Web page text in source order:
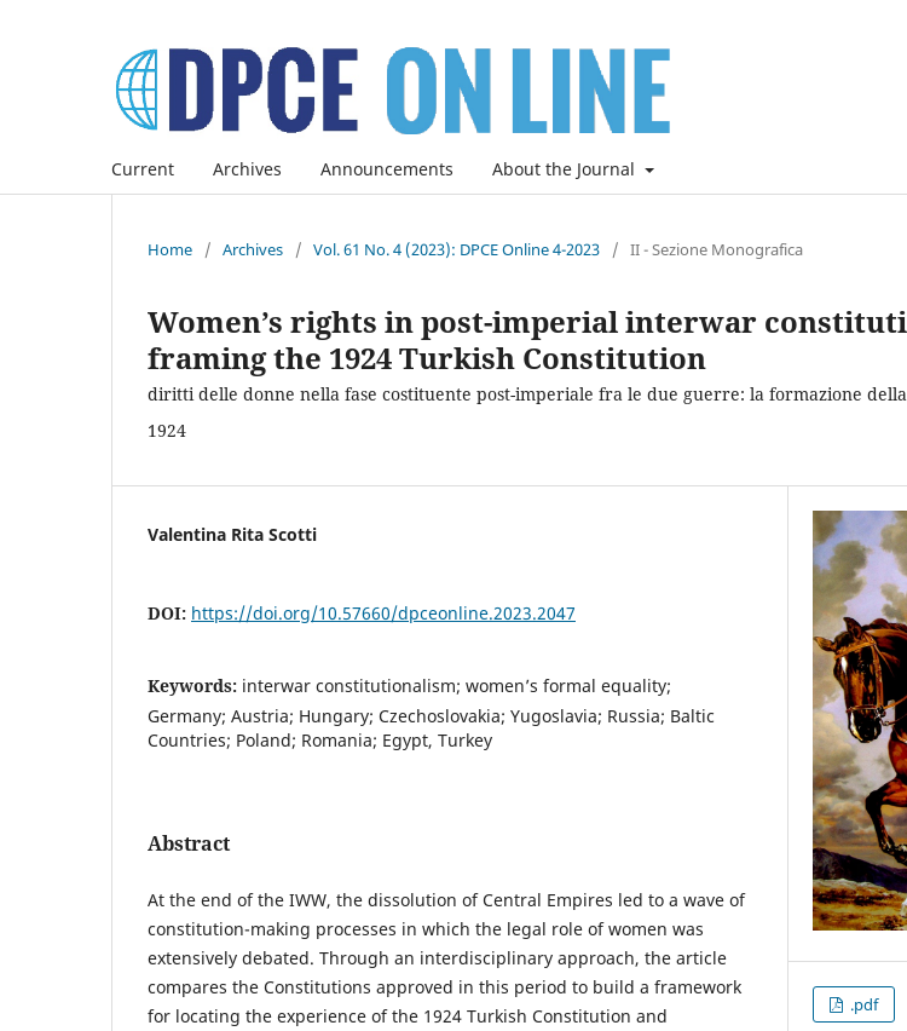
Current Archives Announcements About the Journal
Home / Archives / Vol. 61 No. 4 (2023): DPCE Online 4-2023 / II - Sezione Monografica
Women’s rights in post-imperial interwar
framing the 1924 Turkish Constitution
diritti delle donne nella fase costituente post-imperiale fra le due guerre: la formazione
1924
Valentina Rita Scotti
DOI: https://doi.org/10.57660/dpceonline.2023.2047
Keywords: interwar constitutionalism; women’s formal equality;
Germany; Austria; Hungary; Czechoslovakia; Yugoslavia; Russia; Baltic
Countries; Poland; Romania; Egypt, Turkey
Abstract
At the end of the IWW, the dissolution of Central Empires led to a wave of
constitution-making processes in which the legal role of women was
extensively debated. Through an interdisciplinary approach, the article
compares the Constitutions approved in this period to build a framework
for locating the experience of the 1924 Turkish Constitution and
.pdf